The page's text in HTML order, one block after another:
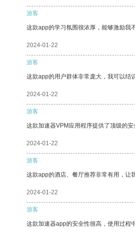
游客
这款app的学习氛围很浓厚，能够激励我
2024-01-22
游客
这款app的用户群体非常庞大，我可以结
2024-01-22
游客
这款加速器VPM应用程序提供了顶级的安
2024-01-22
游客
这款app的酒店、餐厅推荐非常有用，让
2024-01-22
游客
这款加速器app的安全性很高，使用过程